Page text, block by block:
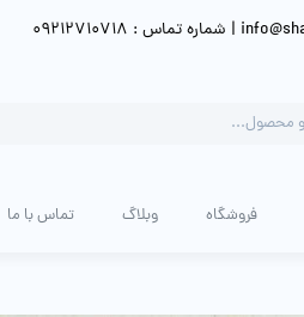
فروشگاه وبلاگ تماس با ما